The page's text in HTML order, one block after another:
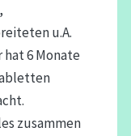
u.A.
hat 6 Monate
zusammen